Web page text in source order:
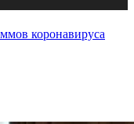
коронавируса